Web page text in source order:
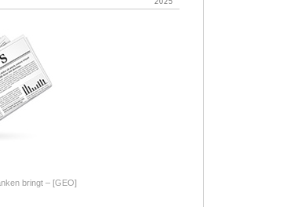
2025
bringt – [GEO]